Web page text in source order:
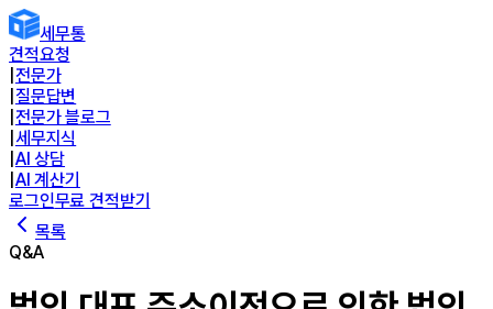
세무통
견적요청
전문가
질문답변
전문가 블로그
세무지식
AI 상담
AI 계산기
로그인무료 견적받기
목록
Q&A